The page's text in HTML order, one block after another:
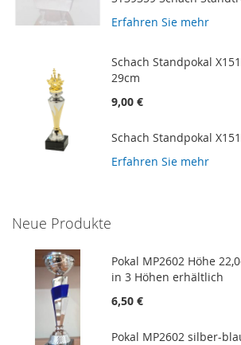
Erfahren Sie mehr
Schach Standpokal
29cm
9,00 €
Schach Standpokal X151
Erfahren Sie mehr
Neue Produkte
Pokal MP2602 Höhe
in 3 Höhen erhältlich
6,50 €
Pokal MP2602 silber-